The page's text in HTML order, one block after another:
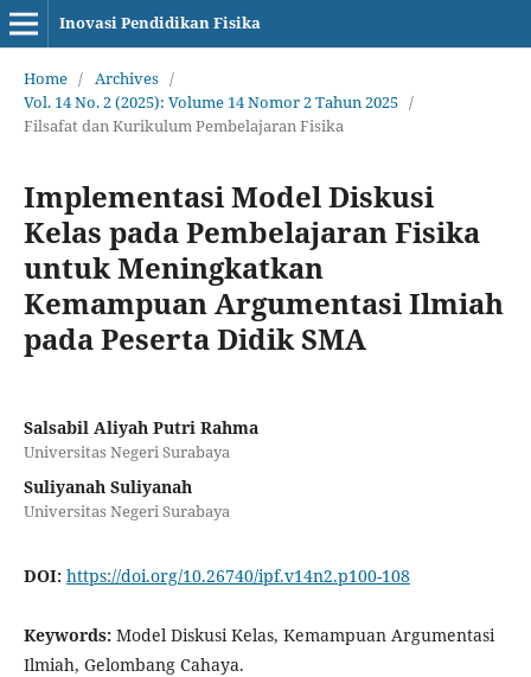
Inovasi Pendidikan Fisika
Home / Archives /
Vol. 14 No. 2 (2025): Volume 14 Nomor 2 Tahun 2025 /
Filsafat dan Kurikulum Pembelajaran Fisika
Implementasi Model Diskusi
Kelas pada Pembelajaran Fisika
untuk Meningkatkan
Kemampuan Argumentasi Ilmiah
pada Peserta Didik SMA
Salsabil Aliyah Putri Rahma
Universitas Negeri Surabaya
Suliyanah Suliyanah
Universitas Negeri Surabaya
DOI: https://doi.org/10.26740/ipf.v14n2.p100-108
Keywords: Model Diskusi Kelas, Kemampuan Argumentasi
Ilmiah, Gelombang Cahaya.